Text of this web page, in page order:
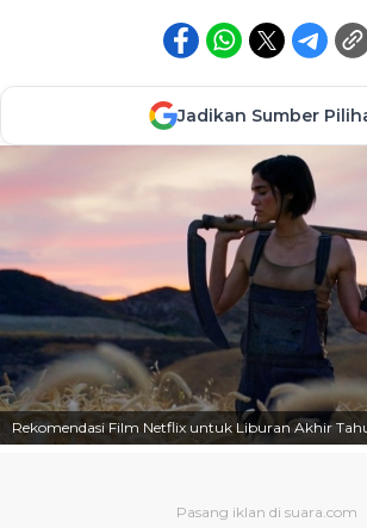
Jadikan Sumber
Rekomendasi Film Netflix untuk Liburan Akhir